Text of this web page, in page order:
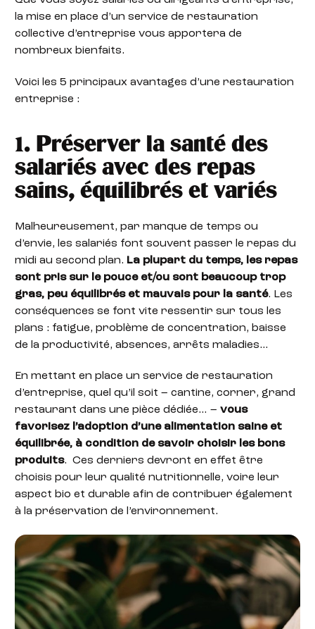
la mise en place d’un service de restauration
collective d’entreprise vous apportera de
nombreux bienfaits.
Voici les 5 principaux avantages d’une restauration
entreprise :
1. Préserver la santé des
salariés avec des repas
sains, équilibrés et variés
Malheureusement, par manque de temps ou
d’envie, les salariés font souvent passer le repas du
midi au second plan. La plupart du temps, les repas
sont pris sur le pouce et/ou sont beaucoup trop
gras, peu équilibrés et mauvais pour la santé. Les
conséquences se font vite ressentir sur tous les
plans : fatigue, problème de concentration, baisse
de la productivité, absences, arrêts maladies…
En mettant en place un service de restauration
d’entreprise, quel qu’il soit – cantine, corner, grand
restaurant dans une pièce dédiée… –vous
favorisez l’adoption d’une alimentation saine et
équilibrée, à condition de savoir choisir les bons
produits. Ces derniers devront en effet être
choisis pour leur qualité nutritionnelle, voire leur
aspect bio et durable afin de contribuer également
à la préservation de l’environnement.